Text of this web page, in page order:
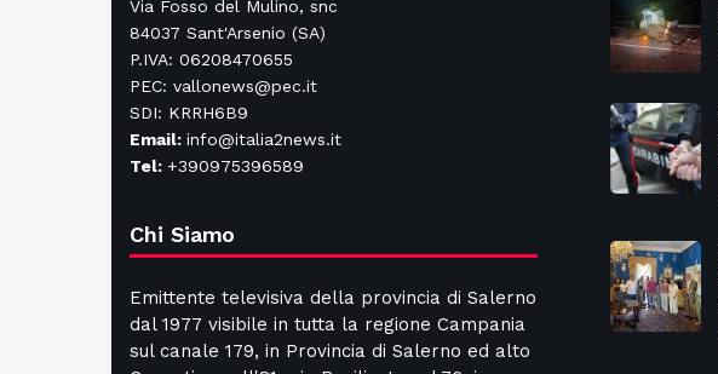
Via Fosso del Mulino, snc
84037 Sant'Arsenio (SA)
P.IVA: 06208470655
PEC: vallonews@pec.it
SDI: KRRH6B9
Email: info@italia2news.it
Tel: +390975396589
Chi Siamo
Emittente televisiva della provincia di Salerno
dal 1977 visibile in tutta la regione Campania
sul canale 179, in Provincia di Salerno ed alto